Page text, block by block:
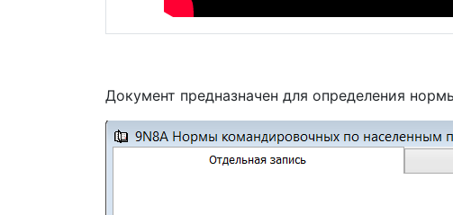
Документ предназначен для определения